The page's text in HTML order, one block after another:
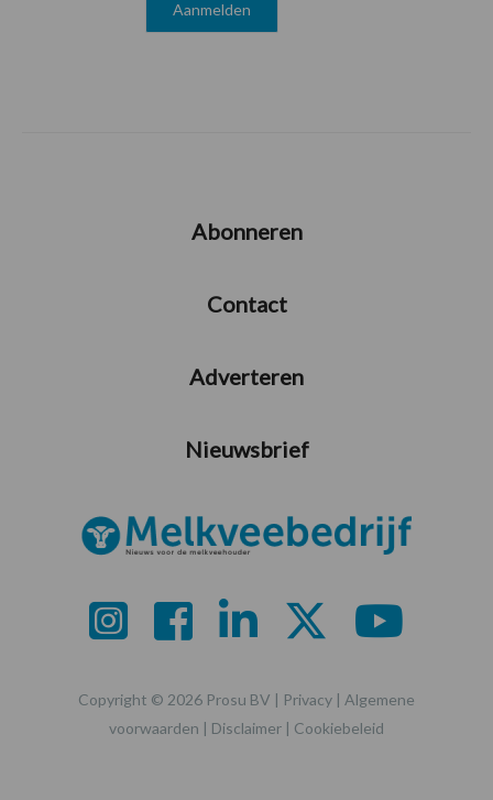
Abonneren
Contact
Adverteren
Nieuwsbrief
Copyright © 2026 Prosu BV | Privacy | Algemene
voorwaarden | Disclaimer | Cookiebeleid